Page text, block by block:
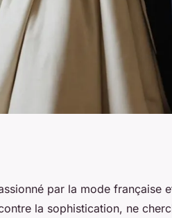
par la mode française
la sophistication, ne